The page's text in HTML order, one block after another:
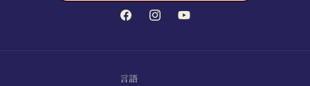
FacebookInstagramYouTube
言語